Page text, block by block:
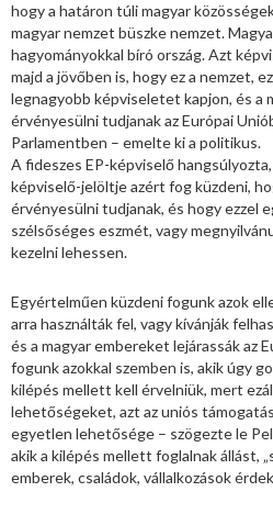
hogy a határon túli magyar
magyar nemzet büszke nemzet.
hagyományokkal bíró ország. Azt
majd a jövőben is, hogy ez a nemzet,
legnagyobb képviseletet kapjon, és a
érvényesülni tudjanak az Európai
Parlamentben – emelte ki a politikus.
A fideszes EP-képviselő
képviselő-jelöltje azért fog küzdeni,
érvényesülni tudjanak, és hogy ezzel
szélsőséges eszmét, vagy
kezelni lehessen.
Egyértelműen küzdeni fogunk azok
arra használták fel, vagy kívánják
és a magyar embereket lejárassák az
fogunk azokkal szemben is, akik úgy
kilépés mellett kell érvelniük, mert
lehetőségeket, azt az uniós
egyetlen lehetősége – szögezte le
akik a kilépés mellett foglalnak állást,
emberek, családok, vállalkozások